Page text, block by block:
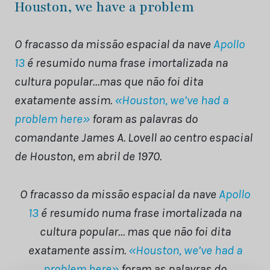
Houston, we have a problem
O fracasso da missão espacial da nave Apollo
13 é resumido numa frase imortalizada na
cultura popular…mas que não foi dita
exatamente assim. «Houston, we’ve had a
problem here» foram as palavras do
comandante James A. Lovell ao centro espacial
de Houston, em abril de 1970.
O fracasso da missão espacial da nave Apollo
13 é resumido numa frase imortalizada na
cultura popular… mas que não foi dita
exatamente assim. «Houston, we’ve had a